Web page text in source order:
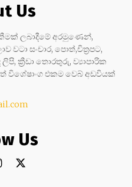
Us
ලබාදීමේ අරමුණෙන්,
වටා සංචාර, පොත්,චිත්‍රපට,
ක්‍රීඩා තොරතුරු, ව්‍යාපාරික
එකම වෙබ් අඩවියක්
Us